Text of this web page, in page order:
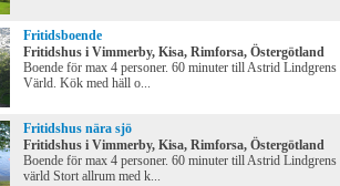
Fritidsboende
Fritidshus i Vimmerby, Kisa, Rimforsa, Östergötland
Boende för max 4 personer. 60 minuter till Astrid Lindgrens
Värld. Kök med häll o...
Fritidshus nära sjö
Fritidshus i Vimmerby, Kisa, Rimforsa, Östergötland
Boende för max 4 personer. 60 minuter till Astrid Lindgrens
värld Stort allrum med k...